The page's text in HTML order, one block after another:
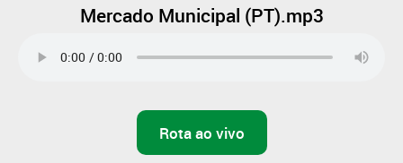
Mercado Municipal (PT).mp3
Rota ao vivo